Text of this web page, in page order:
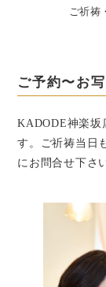
ご祈祷
ご予約〜お
KADODE神楽坂
す。
ご祈祷当日
にお問合せ下さ